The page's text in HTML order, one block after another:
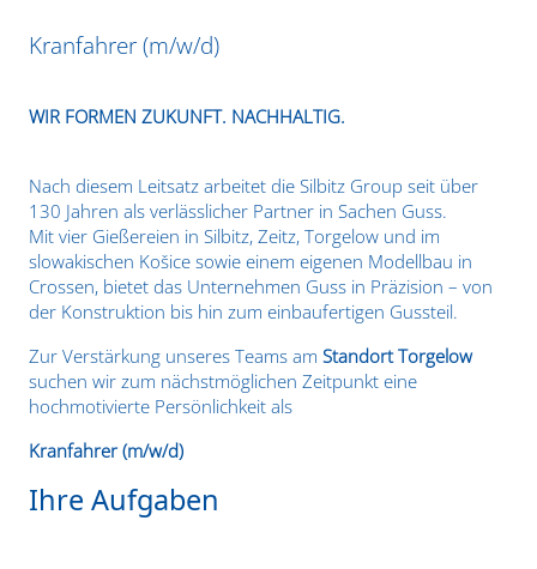
Kranfahrer (m/w/d)
WIR FORMEN ZUKUNFT. NACHHALTIG.
Nach diesem Leitsatz arbeitet die Silbitz Group seit über
130 Jahren als verlässlicher Partner in Sachen Guss.
Mit vier Gießereien in Silbitz, Zeitz, Torgelow und im
slowakischen Košice sowie einem eigenen Modellbau in
Crossen, bietet das Unternehmen Guss in Präzision – von
der Konstruktion bis hin zum einbaufertigen Gussteil.
Zur Verstärkung unseres Teams am Standort Torgelow
suchen wir zum nächstmöglichen Zeitpunkt eine
hochmotivierte Persönlichkeit als
Kranfahrer (m/w/d)
Ihre Aufgaben